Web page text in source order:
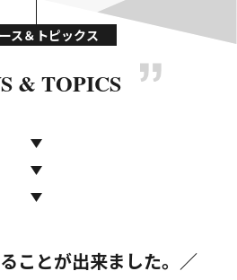
ス＆トピックス
& TOPICS
ことが出来ました。／